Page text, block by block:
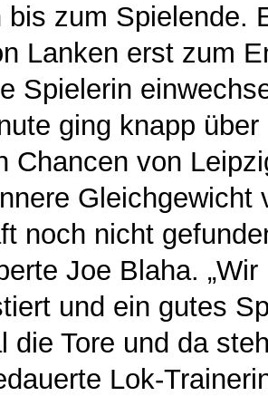
bis zum Spielende.
Lanken erst zum
Spielerin
ging knapp
Chancen von
Gleichgewicht
noch nicht
Joe Blaha.
und ein gutes
die Tore und da
Lok-